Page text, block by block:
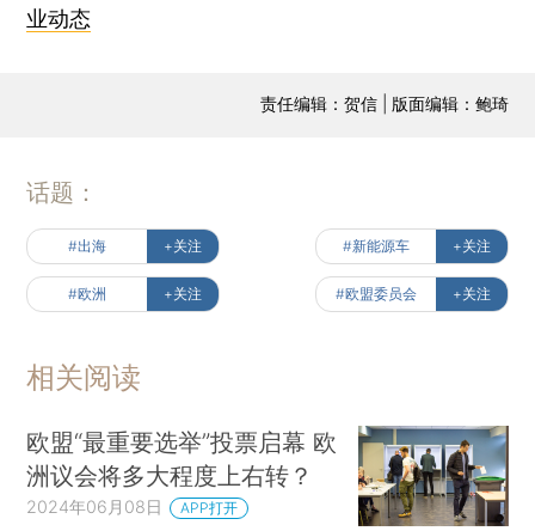
业动态
责任编辑：贺信 | 版面编辑：鲍琦
话题：
#出海 +关注 #新能源车 +关注
#欧洲 +关注 #欧盟委员会 +关注
相关阅读
欧盟“最重要选举”投票启幕 欧
洲议会将多大程度上右转？
2024年06月08日 APP打开